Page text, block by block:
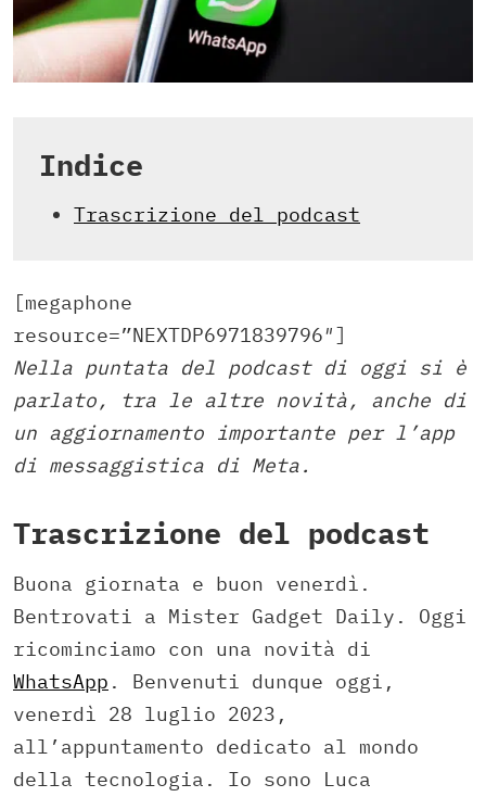
Indice
Trascrizione del podcast
[megaphone
resource=”NEXTDP6971839796″]
Nella puntata del podcast di oggi si è
parlato, tra le altre novità, anche di
un aggiornamento importante per l’app
di messaggistica di Meta.
Trascrizione del podcast
Buona giornata e buon venerdì.
Bentrovati a Mister Gadget Daily. Oggi
ricominciamo con una novità di
WhatsApp . Benvenuti dunque oggi,
venerdì 28 luglio 2023,
all’appuntamento dedicato al mondo
della tecnologia. Io sono Luca